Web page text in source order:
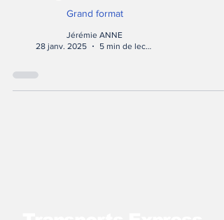
Grand format
Jérémie ANNE
28 janv. 2025
5 min de lecture